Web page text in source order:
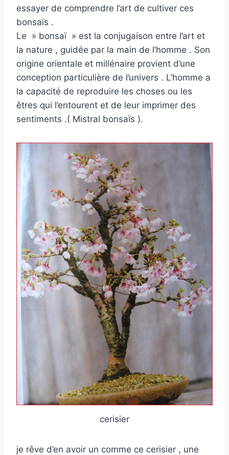
essayer de comprendre l’art de cultiver ces
bonsaïs .
Le » bonsaï » est la conjugaison entre l’art et
la nature , guidée par la main de l’homme . Son
origine orientale et millénaire provient d’une
conception particulière de l’univers . L’homme a
la capacité de reproduire les choses ou les
êtres qui l’entourent et de leur imprimer des
sentiments .( Mistral bonsaïs ).
cerisier
je rêve d’en avoir un comme ce cerisier , une